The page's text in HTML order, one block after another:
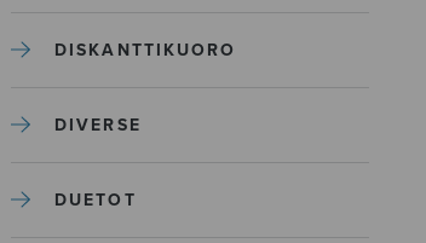
DISKANTTIKUORO
DIVERSE
DUETOT